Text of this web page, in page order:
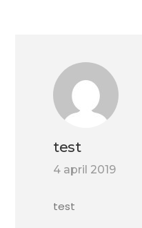
test
4 april 2019
test